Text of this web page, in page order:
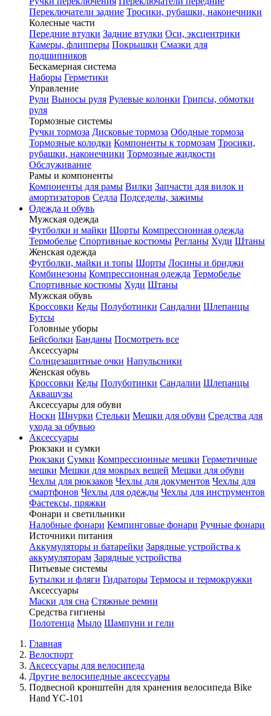
Переключатели задние Тросики, рубашки, наконечники
Колесные части
Передние втулки Задние втулки Оси, эксцентрики
Камеры, флипперы Покрышки Смазки для
подшипников
Бескамерная система
Наборы Герметики
Управление
Рули Выносы руля Рулевые колонки Грипсы, обмотки
руля
Тормозные системы
Ручки тормоза Дисковые тормоза Ободные тормоза
Тормозные колодки Компоненты к тормозам Тросики,
рубашки, наконечники Тормозные жидкости
Обслуживание
Рамы и компоненты
Компоненты для рамы Вилки Запчасти для вилок и
амортизаторов Седла Подседелы, зажимы
Одежда и обувь
Мужская одежда
Футболки и майки Шорты Компрессионная одежда
Термобелье Спортивные костюмы Регланы Худи Штаны
Женская одежда
Футболки, майки и топы Шорты Лосины и бриджи
Комбинезоны Компрессионная одежда Термобелье
Спортивные костюмы Худи Штаны
Мужская обувь
Кроссовки Кеды Полуботинки Сандалии Шлепанцы
Бутсы
Головные уборы
Бейсболки Банданы Посмотреть все
Аксессуары
Солнцезащитные очки Напульсники
Женская обувь
Кроссовки Кеды Полуботинки Сандалии Шлепанцы
Аквашузы
Аксессуары для обуви
Носки Шнурки Стельки Мешки для обуви Средства для
ухода за обувью
Аксессуары
Рюкзаки и сумки
Рюкзаки Сумки Компрессионные мешки Герметичные
мешки Мешки для мокрых вещей Мешки для обуви
Чехлы для рюкзаков Чехлы для документов Чехлы для
смартфонов Чехлы для одежды Чехлы для инструментов
Фастексы, пряжки
Фонари и светильники
Налобные фонари Кемпинговые фонари Ручные фонари
Источники питания
Аккумуляторы и батарейки Зарядные устройства к
аккумуляторам Зарядные устройства
Питьевые системы
Бутылки и фляги Гидраторы Термосы и термокружки
Аксессуары
Маски для сна Стяжные ремни
Средства гигиены
Полотенца Мыло Шампуни и гели
Главная
Велоспорт
Аксессуары для велосипеда
Другие велосипедные аксессуары
Подвесной кронштейн для хранения велосипеда Bike
Hand YC-101